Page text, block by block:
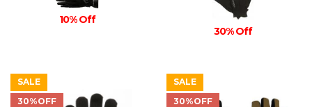
10% Off
30% Off
SALE
30%OFF
SALE
30%OFF